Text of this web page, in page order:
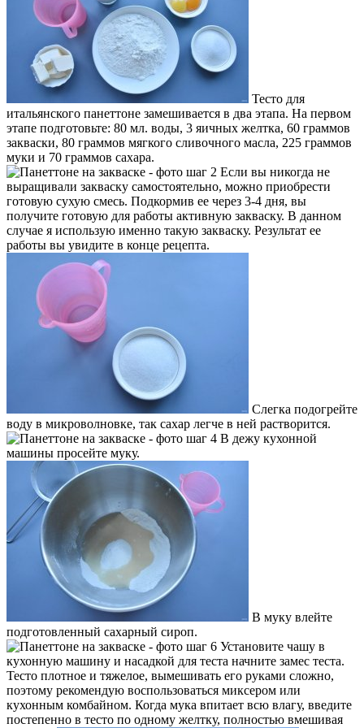
Тесто для
итальянского панеттоне замешивается в два этапа. На первом
этапе подготовьте: 80 мл. воды, 3 яичных желтка, 60 граммов
закваски, 80 граммов мягкого сливочного масла, 225 граммов
муки и 70 граммов сахара.
Если вы никогда не
выращивали закваску самостоятельно, можно приобрести
готовую сухую смесь. Подкормив ее через 3-4 дня, вы
получите готовую для работы активную закваску. В данном
случае я использую именно такую закваску. Результат ее
работы вы увидите в конце рецепта.
Слегка подогрейте
воду в микроволновке, так сахар легче в ней растворится.
В дежу кухонной
машины просейте муку.
В муку влейте
подготовленный сахарный сироп.
Установите чашу в
кухонную машину и насадкой для теста начните замес теста.
Тесто плотное и тяжелое, вымешивать его руками сложно,
поэтому рекомендую воспользоваться миксером или
кухонным комбайном. Когда мука впитает всю влагу, введите
постепенно в тесто по одному желтку, полностью вмешивая